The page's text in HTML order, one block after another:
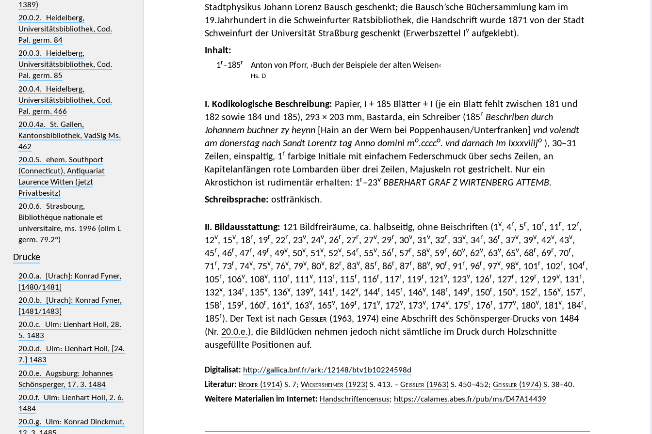
1389)
20.0.2. Heidelberg,
Universitätsbibliothek, Cod.
Pal. germ. 84
20.0.3. Heidelberg,
Universitätsbibliothek, Cod.
Pal. germ. 85
20.0.4. Heidelberg,
Universitätsbibliothek, Cod.
Pal. germ. 466
20.0.4a. St. Gallen,
Kantonsbibliothek, VadSlg Ms.
462
20.0.5. ehem. Southport
(Connecticut), Antiquariat
Laurence Witten (jetzt
Privatbesitz)
20.0.6. Strasbourg,
Bibliothèque nationale et
universitaire, ms. 1996 (olim L
germ. 79.2º)
Drucke
20.0.a. [Urach]: Konrad Fyner,
[1480/1481]
20.0.b. [Urach]: Konrad Fyner,
[1481/1483]
20.0.c. Ulm: Lienhart Holl, 28.
5. 1483
20.0.d. Ulm: Lienhart Holl, [24.
7.] 1483
20.0.e. Augsburg: Johannes
Schönsperger, 17. 3. 1484
20.0.f. Ulm: Lienhart Holl, 2. 6.
1484
20.0.g. Ulm: Konrad Dinckmut,
Stadtphysikus Johann Lorenz Bausch geschenkt; die Bausch’sche Büchersammlung kam im
19.Jahrhundert in die Schweinfurter Ratsbibliothek, die Handschrift wurde 1871 von der Stadt
Schweinfurt der Universität Straßburg geschenkt (Erwerbszettel Iv aufgeklebt).
Inhalt:
1r–185r Anton von Pforr, ›Buch der Beispiele der alten Weisen‹
Hs. D
I. Kodikologische Beschreibung: Papier, I + 185 Blätter + I (je ein Blatt fehlt zwischen 181 und
182 sowie 184 und 185), 293 × 203 mm, Bastarda, ein Schreiber (185r Beschriben durch
Johannem buchner zy heynn[Hain an der Wern bei Poppenhausen/Unterfranken] vnd volendt
am donerstag nach Sandt Lorentz tag Anno domini mo.cccco. vnd darnach Im lxxxviiijo), 30–31
Zeilen, einspaltig, 1r farbige Initiale mit einfachem Federschmuck über sechs Zeilen, an
Kapitelanfängen rote Lombarden über drei Zeilen, Majuskeln rot gestrichelt. Nur ein
Akrostichon ist rudimentär erhalten: 1r–23v BBERHART GRAF Z WIRTENBERG ATTEMB.
Schreibsprache: ostfränkisch.
II. Bildausstattung: 121 Bildfreiräume, ca. halbseitig, ohne Beischriften (1v, 4r, 5r, 10r, 11r, 12r,
12v, 15v, 18r, 19r, 22r, 23v, 24v, 26r, 27r, 27v, 29r, 30v, 31v, 32r, 33v, 34r, 36r, 37v, 39v, 42v, 43v,
45r, 46r, 47r, 49r, 49v, 50v, 51v, 52v, 54r, 55v, 56r, 57r, 58v, 59r, 60v, 62v, 63v, 65v, 68r, 69r, 70r,
71r, 73r, 74v, 75v, 76v, 79v, 80v, 82r, 83v, 85r, 86r, 87r, 88v, 90r, 91r, 96r, 97v, 98v, 101r, 102r, 104r,
105r, 106v, 108v, 110r, 111v, 113r, 115r, 116r, 117r, 119r, 121v, 123v, 126r, 127r, 129r, 129v, 131r,
132v, 134r, 135v, 136v, 139v, 141r, 142v, 144r, 145r, 146v, 148r, 149r, 150r, 150v, 152r, 156v, 157r,
158r, 159r, 160r, 161v, 163v, 165v, 169r, 171v, 172v, 173v, 174v, 175r, 176r, 177v, 180v, 181v, 184r,
185r). Der Text ist nach Geissler(1963, 1974) eine Abschrift des Schönsperger-Drucks von 1484
(Nr. 20.0.e.), die Bildlücken nehmen jedoch nicht sämtliche im Druck durch Holzschnitte
ausgefüllte Positionen auf.
Digitalisat: http://gallica.bnf.fr/ark:/12148/btv1b10224598d
Literatur: Becker (1914) S. 7; Wickersheimer (1923) S. 413. – Geissler (1963) S. 450–452; Geissler (1974) S. 38–40.
Weitere Materialien im Internet: Handschriftencensus; https://calames.abes.fr/pub/ms/D47A14439